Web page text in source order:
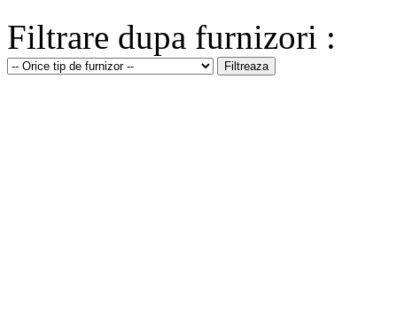
Filtrare dupa furnizori :